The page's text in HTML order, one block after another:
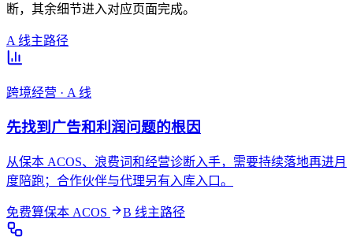
断，其余细节进入对应页面完成。
A 线主路径
跨境经营 · A 线
先找到广告和利润问题的根因
从保本 ACOS、浪费词和经营诊断入手，需要持续落地再进月
度陪跑；合作伙伴与代理另有入库入口。
免费算保本 ACOS B 线主路径